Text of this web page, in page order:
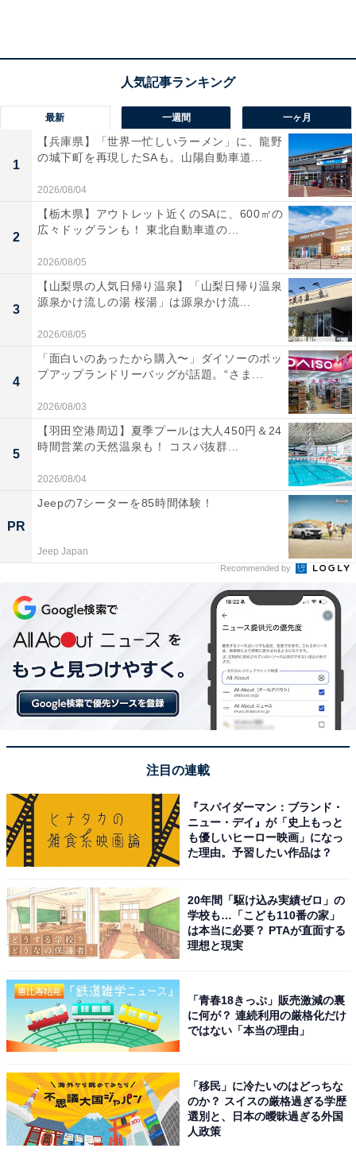
シルエットが美しい興福寺の五重塔（奈良県庁屋上からの眺め）
世界遺産を構成する8つの資産は、いずれも奈良市内に
あり、アクセスが良く気軽に訪れることができます
社仏閣の中で異彩を放つ「春日山原始林」は、春日大社
の神山として伐採や狩猟が長年禁じられ、大木が生い茂
り、珍しい生態系が息づく地。遊歩道でじっくりと自然
や歴史を体感したり、奈良奥山ドライブウェイの車窓か
ら、信仰の地として守られてきた自然の営みを垣間見る
こともできます。
2018年は春日大社創建1250年、興福寺中金堂の落
慶など
世界遺産以外にも、2018年が大きな節目となる奈良。春
日大社は創建1250年で、今年いっぱいの期間限定で（～
2018年12月31日）、「御創建1250年奉祝特別御朱印」
を授かることができます（初穂料300円）。同じく世界
良に移り1300年で、様々なイベントが計画されていま
落慶を予定。詳細の発表はまだですが、こちらも記念イ
ベントなどの催しが期待されます。
1300年のメモリアルを迎える元興寺。前身の寺から受け継いだ1400年前
の古代瓦も現役
最新 一週間 一ヶ月
1
【兵庫県】「世界一忙しいラーメン」に、龍野
の城下町を再現したSAも。山陽自動車道...
2026/08/04
2
【栃木県】アウトレット近くのSAに、600㎡の
広々ドッグランも！ 東北自動車道の...
2026/08/05
3
【山梨県の人気日帰り温泉】「山梨日帰り温泉
源泉かけ流しの湯 桜湯」は源泉かけ流...
2026/08/05
4
「面白いのあったから購入〜」ダイソーのポッ
プアップランドリーバッグが話題。“さま...
2026/08/03
5
【羽田空港周辺】夏季プールは大人450円＆24
時間営業の天然温泉も！ コスパ抜群...
2026/08/04
PR
Jeepの7シーターを85時間体験！
Jeep Japan
Recommended by
注目の連載
『スパイダーマン：ブランド・
ニュー・デイ』が「史上もっと
も優しいヒーロー映画」になっ
た理由。予習したい作品は？
20年間「駆け込み実績ゼロ」の
学校も…「こども110番の家」
は本当に必要？ PTAが直面する
理想と現実
「青春18きっぷ」販売激減の裏
に何が？ 連続利用の厳格化だけ
ではない「本当の理由」
「移民」に冷たいのはどっちな
のか？ スイスの厳格過ぎる学歴
選別と、日本の曖昧過ぎる外国
人政策